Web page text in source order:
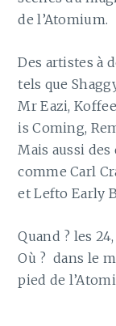
de l’Atomium.
Des artistes à
tels que
Mr Eazi,
is Coming,
Mais aussi des
comme Carl
et Lefto Early
Quand ? les
Où ? dans le
pied de